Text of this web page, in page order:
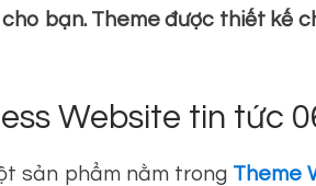
bạn. Theme được thiết kế
Website tin tức
sản phẩm nằm trong Theme